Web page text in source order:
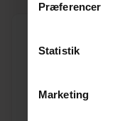
Præferencer
Statistik
Marketing
160 mm x 87° PVC